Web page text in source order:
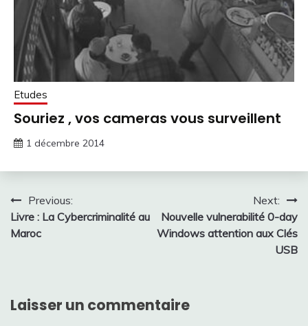
Etudes
Souriez , vos cameras vous surveillent
1 décembre 2014
Navigation
de
Previous:
Livre : La Cybercriminalité au
Maroc
Next:
Nouvelle vulnerabilité 0-day
Windows attention aux Clés
USB
Laisser un commentaire